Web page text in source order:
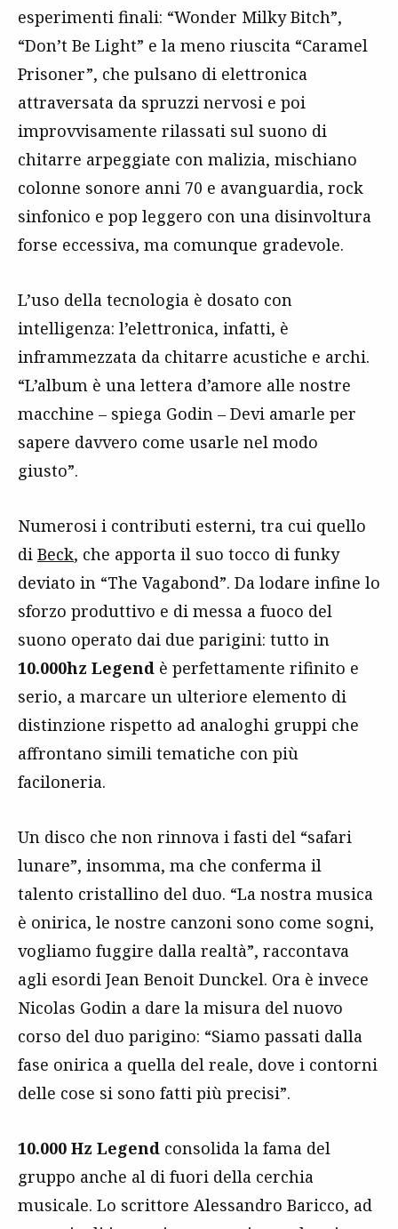
esperimenti finali: “Wonder Milky Bitch”,
“Don’t Be Light” e la meno riuscita “Caramel
Prisoner”, che pulsano di elettronica
attraversata da spruzzi nervosi e poi
improvvisamente rilassati sul suono di
chitarre arpeggiate con malizia, mischiano
colonne sonore anni 70 e avanguardia, rock
sinfonico e pop leggero con una disinvoltura
forse eccessiva, ma comunque gradevole.
L’uso della tecnologia è dosato con
intelligenza: l’elettronica, infatti, è
inframmezzata da chitarre acustiche e archi.
“L’album è una lettera d’amore alle nostre
macchine – spiega Godin – Devi amarle per
sapere davvero come usarle nel modo
giusto”.
Numerosi i contributi esterni, tra cui quello
di Beck, che apporta il suo tocco di funky
deviato in “The Vagabond”. Da lodare infine lo
sforzo produttivo e di messa a fuoco del
suono operato dai due parigini: tutto in
10.000hz Legend è perfettamente rifinito e
serio, a marcare un ulteriore elemento di
distinzione rispetto ad analoghi gruppi che
affrontano simili tematiche con più
faciloneria.
Un disco che non rinnova i fasti del “safari
lunare”, insomma, ma che conferma il
talento cristallino del duo. “La nostra musica
è onirica, le nostre canzoni sono come sogni,
vogliamo fuggire dalla realtà”, raccontava
agli esordi Jean Benoit Dunckel. Ora è invece
Nicolas Godin a dare la misura del nuovo
corso del duo parigino: “Siamo passati dalla
fase onirica a quella del reale, dove i contorni
delle cose si sono fatti più precisi”.
10.000 Hz Legend consolida la fama del
gruppo anche al di fuori della cerchia
musicale. Lo scrittore Alessandro Baricco, ad